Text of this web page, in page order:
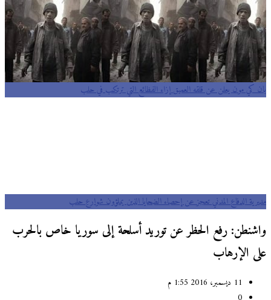
بان كي مون يعلن عن قلقه العميق إزاء الفظائع التي ترتكب في حلب
مديرية الدفاع المدني تعجز عن إحصاء الضحايا الذين يملؤون شوارع حلب
واشنطن: رفع الحظر عن توريد أسلحة إلى سوريا خاص بالحرب
على الإرهاب
11 ديسمبر، 2016 1:55 م